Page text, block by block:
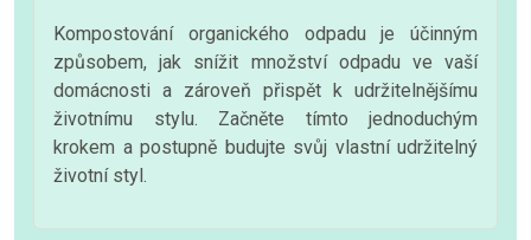
Kompostování organického odpadu je účinným
způsobem, jak snížit množství odpadu ve vaší
domácnosti a zároveň přispět k udržitelnějšímu
životnímu stylu. Začněte tímto jednoduchým
krokem a postupně budujte svůj vlastní udržitelný
životní styl.